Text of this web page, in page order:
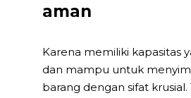
aman
Karena memiliki kapasitas
dan mampu untuk
barang dengan sifat krusial.